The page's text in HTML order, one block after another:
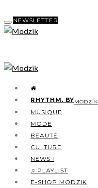
NEWSLETTER
RHYTHM. BYMODZIK
MUSIQUE
MODE
BEAUTÉ
CULTURE
NEWS !
♫ PLAYLIST
E-SHOP MODZIK